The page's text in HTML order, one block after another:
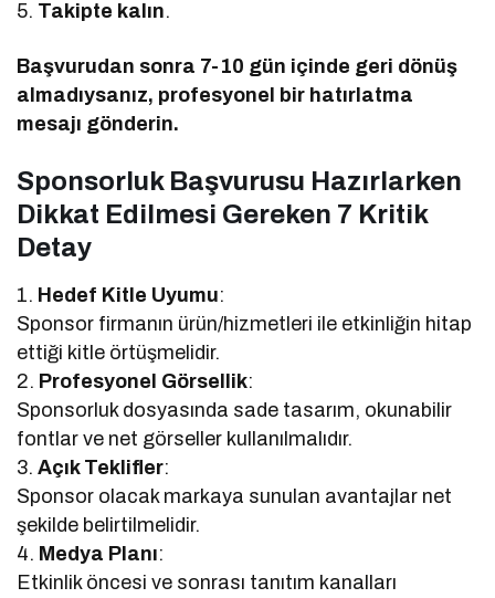
5. Takipte kalın.
Başvurudan sonra 7-10 gün içinde geri dönüş
almadıysanız, profesyonel bir hatırlatma
mesajı gönderin.
Sponsorluk Başvurusu Hazırlarken
Dikkat Edilmesi Gereken 7 Kritik
Detay
1. Hedef Kitle Uyumu:
Sponsor firmanın ürün/hizmetleri ile etkinliğin hitap
ettiği kitle örtüşmelidir.
2. Profesyonel Görsellik:
Sponsorluk dosyasında sade tasarım, okunabilir
fontlar ve net görseller kullanılmalıdır.
3.Açık Teklifler:
Sponsor olacak markaya sunulan avantajlar net
şekilde belirtilmelidir.
4. Medya Planı:
Etkinlik öncesi ve sonrası tanıtım kanalları